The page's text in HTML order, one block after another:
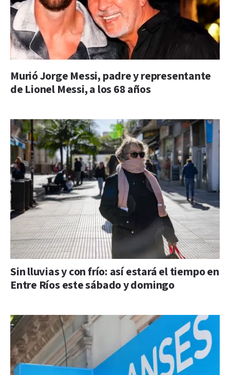
Murió Jorge Messi, padre y representante
de Lionel Messi, a los 68 años
Sin lluvias y con frío: así estará el tiempo en
Entre Ríos este sábado y domingo